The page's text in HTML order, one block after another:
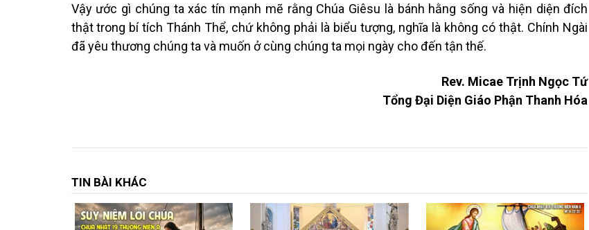
Vậy ước gì chúng ta xác tín mạnh mẽ rằng Chúa Giêsu là bánh hằng sống và hiện diện đích
thật trong bí tích Thánh Thể, chứ không phải là biểu tượng, nghĩa là không có thật. Chính Ngài
đã yêu thương chúng ta và muốn ở cùng chúng ta mọi ngày cho đến tận thế.
Rev. Micae Trịnh Ngọc Tứ
Tổng Đại Diện Giáo Phận Thanh Hóa
TIN BÀI KHÁC